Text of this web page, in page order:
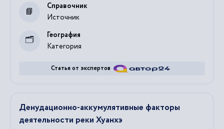
Источник
Справочник
Категория
География
Статья от экспертов
Денудационно-аккумулятивные факторы
деятельности реки Хуанхэ